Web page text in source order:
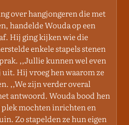
over hangjongeren die met
handelde Wouda op een
Hij ging kijken wie die
enkele stapels stenen
,,Jullie kunnen wel even
uit. Hij vroeg hen waarom ze
,,We zijn verder overal
antwoord. Wouda bood hen
plek mochten inrichten en
Zo stapelden ze hun eigen